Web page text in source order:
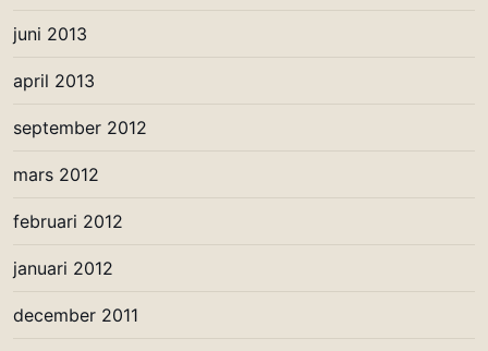
juni 2013
april 2013
september 2012
mars 2012
februari 2012
januari 2012
december 2011